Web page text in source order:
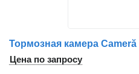
Цена по запросу